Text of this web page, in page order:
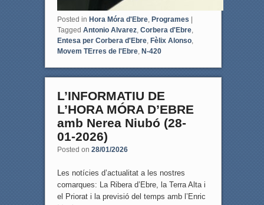
Posted in Hora Móra d'Ebre, Programes |
Tagged Antonio Alvarez, Corbera d'Ebre,
Entesa per Corbera d'Ebre, Fèlix Alonso,
Movem TErres de l'Ebre, N-420
L’INFORMATIU DE
L’HORA MÓRA D’EBRE
amb Nerea Niubó (28-
01-2026)
Posted on 28/01/2026
Les notícies d’actualitat a les nostres
comarques: La Ribera d’Ebre, la Terra Alta i
el Priorat i la previsió del temps amb l’Enric